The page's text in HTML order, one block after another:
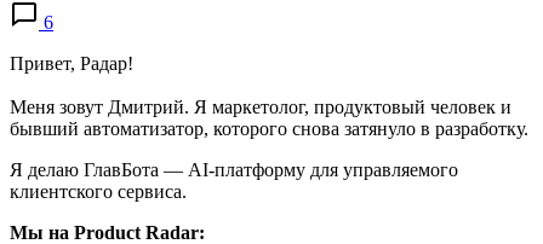
6
Привет, Радар!
Меня зовут Дмитрий. Я маркетолог, продуктовый человек и
бывший автоматизатор, которого снова затянуло в разработку.
Я делаю ГлавБота — AI-платформу для управляемого
клиентского сервиса.
Мы на Product Radar: